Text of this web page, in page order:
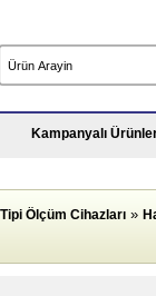
Kampanyalı
Ölçüm Cihazları »